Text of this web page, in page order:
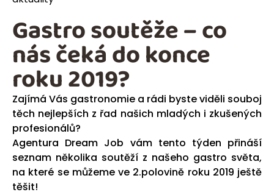
Zajímá Vás gastronomie a rádi byste viděli souboj
těch nejlepších z řad našich mladých i zkušených
profesionálů?
Agentura Dream Job vám tento týden přináší
seznam několika soutěží z našeho gastro světa,
na které se můžeme ve 2.polovině roku 2019 ještě
těšit!
Gastro soutěže – co
nás čeká do konce
roku 2019?